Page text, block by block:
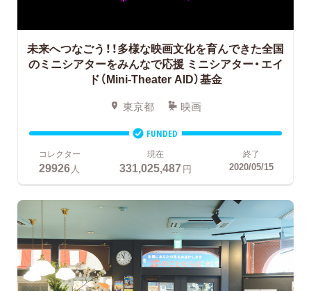
未来へつなごう！！多様な映画文化を育んできた全国
のミニシアターをみんなで応援ミニシアター・エイ
ド（Mini-Theater AID）基金
東京都 映画
FUNDED
コレクター
29926人
現在
331,025,487円
終了
2020/05/15